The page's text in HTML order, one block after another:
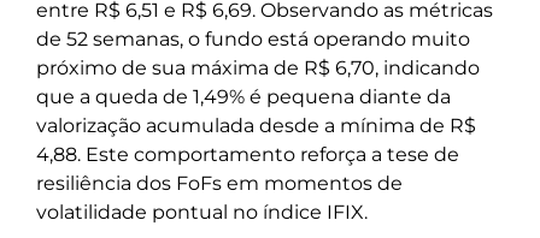
entre R$ 6,51 e R$ 6,69. Observando as métricas
de 52 semanas, o fundo está operando muito
próximo de sua máxima de R$ 6,70, indicando
que a queda de 1,49% é pequena diante da
valorização acumulada desde a mínima de R$
4,88. Este comportamento reforça a tese de
resiliência dos FoFs em momentos de
volatilidade pontual no índice IFIX.